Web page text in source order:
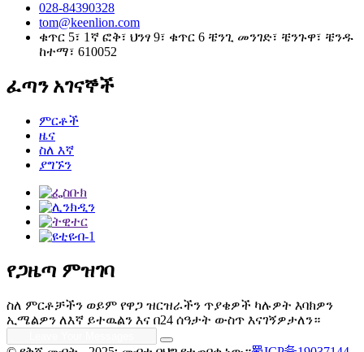
028-84390328
tom@keenlion.com
ቁጥር 5፣ 1ኛ ፎቅ፣ ህንፃ 9፣ ቁጥር 6 ቼንጊ መንገድ፣ ቼንጉዋ፣ ቼንዱ
ከተማ፣ 610052
ፈጣን አገናኞች
ምርቶች
ዜና
ስለ እኛ
ያግኙን
የጋዜጣ ምዝገባ
ስለ ምርቶቻችን ወይም የዋጋ ዝርዝራችን ጥያቄዎች ካሉዎት እባክዎን
ኢሜልዎን ለእኛ ይተዉልን እና በ24 ሰዓታት ውስጥ እናገኝዎታለን።